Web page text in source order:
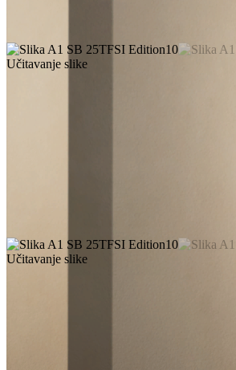
Učitavanje slike
Učitavanje slike